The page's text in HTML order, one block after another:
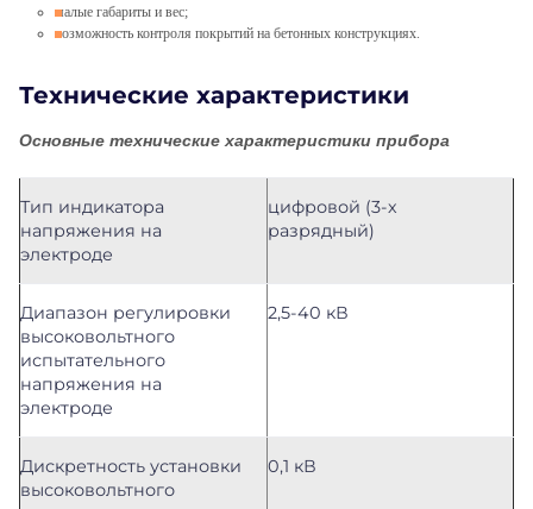
малые габариты и вес;
возможность контроля покрытий на бетонных конструкциях.
Технические характеристики
Основные технические характеристики прибора
Тип индикатора
напряжения на
электроде
цифровой (3-х
разрядный)
Диапазон регулировки
высоковольтного
испытательного
напряжения на
электроде
2,5-40 кВ
Дискретность установки
высоковольтного
0,1 кВ